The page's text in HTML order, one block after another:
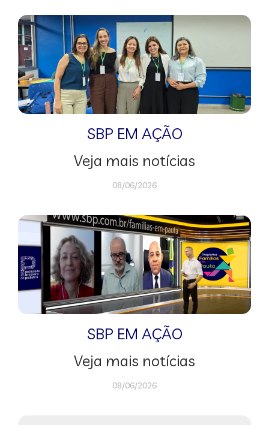
SBP EM AÇÃO
Veja mais notícias
08/06/2026
SBP EM AÇÃO
Veja mais notícias
08/06/2026